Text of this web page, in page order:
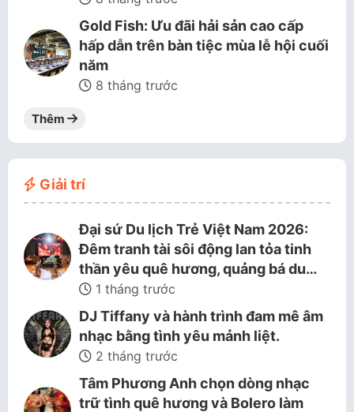
Gold Fish: Ưu đãi hải sản cao cấp
hấp dẫn trên bàn tiệc mùa lễ hội cuối
năm
8 tháng trước
Thêm
Giải trí
Đại sứ Du lịch Trẻ Việt Nam 2026:
Đêm tranh tài sôi động lan tỏa tinh
thần yêu quê hương, quảng bá du…
1 tháng trước
DJ Tiffany và hành trình đam mê âm
nhạc bằng tình yêu mảnh liệt.
2 tháng trước
Tâm Phương Anh chọn dòng nhạc
trữ tình quê hương và Bolero làm